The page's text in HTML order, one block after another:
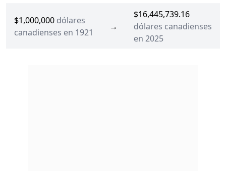
$1,000,000 dólares
canadienses en 1921
→
$16,445,739.16
dólares canadienses
en 2025